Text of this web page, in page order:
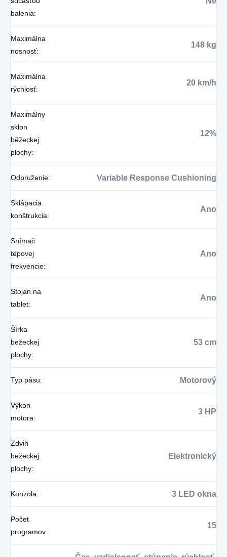
balenia:
Maximálna
nosnosť:
148 kg
Maximálna
rýchlosť:
20 km/h
Maximálny
sklon
běžeckej
plochy:
12%
Odpruženie: Variable Response Cushioning
Sklápacia
konštrukcia:
Ano
Snímač
tepovej
frekvencie:
Ano
Stojan na
tablet:
Ano
Šírka
bežeckej
plochy:
53 cm
Typ pásu: Motorový
Výkon
motora:
3 HP
Zdvih
bežeckej
plochy:
Elektronický
Konzola: 3 LED okna
Počet
programov:
15